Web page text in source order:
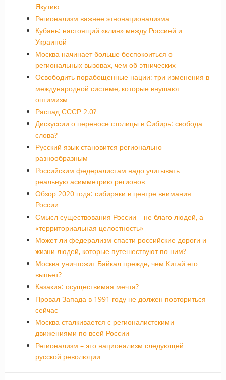
Якутию
Регионализм важнее этнонационализма
Кубань: настоящий «клин» между Россией и
Украиной
Москва начинает больше беспокоиться о
региональных вызовах, чем об этнических
Освободить порабощенные нации: три изменения в
международной системе, которые внушают
оптимизм
Распад СССР 2.0?
Дискуссии о переносе столицы в Сибирь: свобода
слова?
Русский язык становится регионально
разнообразным
Российским федералистам надо учитывать
реальную асимметрию регионов
Обзор 2020 года: сибиряки в центре внимания
России
Смысл существования России – не благо людей, а
«территориальная целостность»
Может ли федерализм спасти российские дороги и
жизни людей, которые путешествуют по ним?
Москва уничтожит Байкал прежде, чем Китай его
выпьет?
Казакия: осуществимая мечта?
Провал Запада в 1991 году не должен повториться
сейчас
Москва сталкивается с регионалистскими
движениями по всей России
Регионализм – это национализм следующей
русской революции